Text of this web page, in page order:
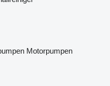
Motorpumpen